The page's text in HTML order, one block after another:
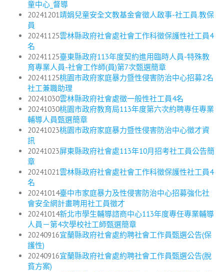
童中心_督導
20241201靖娟兒童安全文教基金會徵人啟事-社工員.教保
員
20241125雲林縣政府社會處社會工作科徵保護性社工員4
名
20241125臺東縣政府113年度契約進用臨時人員-特殊教
育專業人員-社會工作師(員)第7次甄選簡章
20241125桃園市政府家庭暴力暨性侵害防治中心招募2名
社工兼職助理
20241030雲林縣政府社會處徵一般性社工員4名
20241030桃園市政府教育局113年度第六次約聘專任專業
輔導人員甄選簡章
20241023桃園市政府家庭暴力暨性侵害防治中心徵才資
訊
20241023屏東縣政府社會處113年10月招考社工員公告簡
章
20241021雲林縣政府社會處社會工作科徵保護性社工員4
名
20241014臺中市家庭暴力及性侵害防治中心招募強化社
會安全網計畫聘用社工員徵才
20241014新北市學生輔導諮商中心113年度專任專業輔導
人員－第4次學校社工師甄選簡章
20240916宜蘭縣政府社會處約聘社會工作員甄選公告(保
護性)
20240916宜蘭縣政府社會處約聘社會工作員甄選公告(脫
貧方案)